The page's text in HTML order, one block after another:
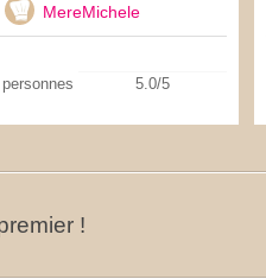
MereMichele
5.0/5
!